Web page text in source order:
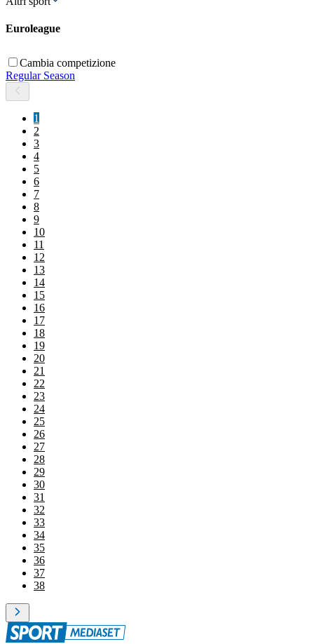
Euroleague
Cambia competizione
Regular Season
1
2
3
4
5
6
7
8
9
10
11
12
13
14
15
16
17
18
19
20
21
22
23
24
25
26
27
28
29
30
31
32
33
34
35
36
37
38